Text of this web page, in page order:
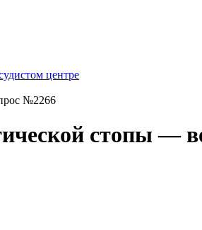
центре
№2266
стопы —